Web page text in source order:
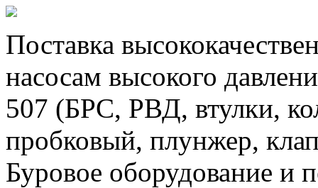
Поставка
насосам высокого
507 (БРС, РВД, втулки,
пробковый, плунжер,
Буровое оборудование и